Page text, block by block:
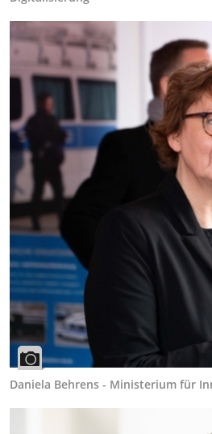
Daniela Behrens - Ministerium für